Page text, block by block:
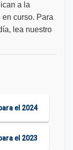
a la
curso. Para
lea nuestro
el 2024
el 2023